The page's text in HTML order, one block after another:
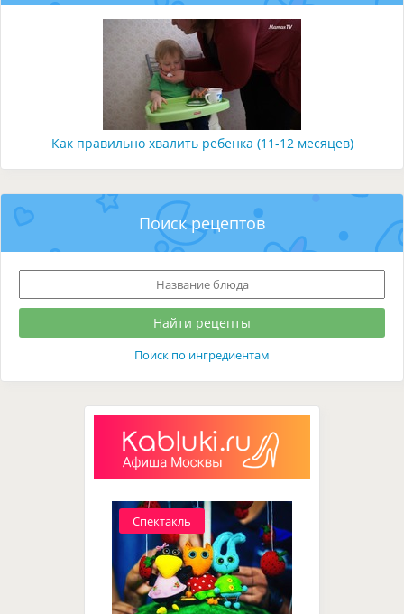
Как правильно хвалить ребенка (11-12 месяцев)
Поиск рецептов
Поиск по ингредиентам
Спектакль